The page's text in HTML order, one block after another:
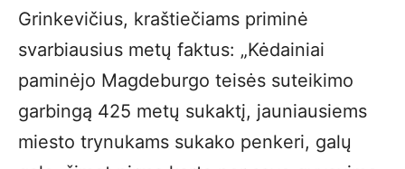
Grinkevičius, kraštiečiams priminė
svarbiausius metų faktus: „Kėdainiai
paminėjo Magdeburgo teisės suteikimo
garbingą 425 metų sukaktį, jauniausiems
miesto trynukams sukako penkeri, galų